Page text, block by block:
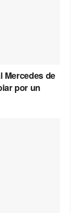
Mercedes de
por un